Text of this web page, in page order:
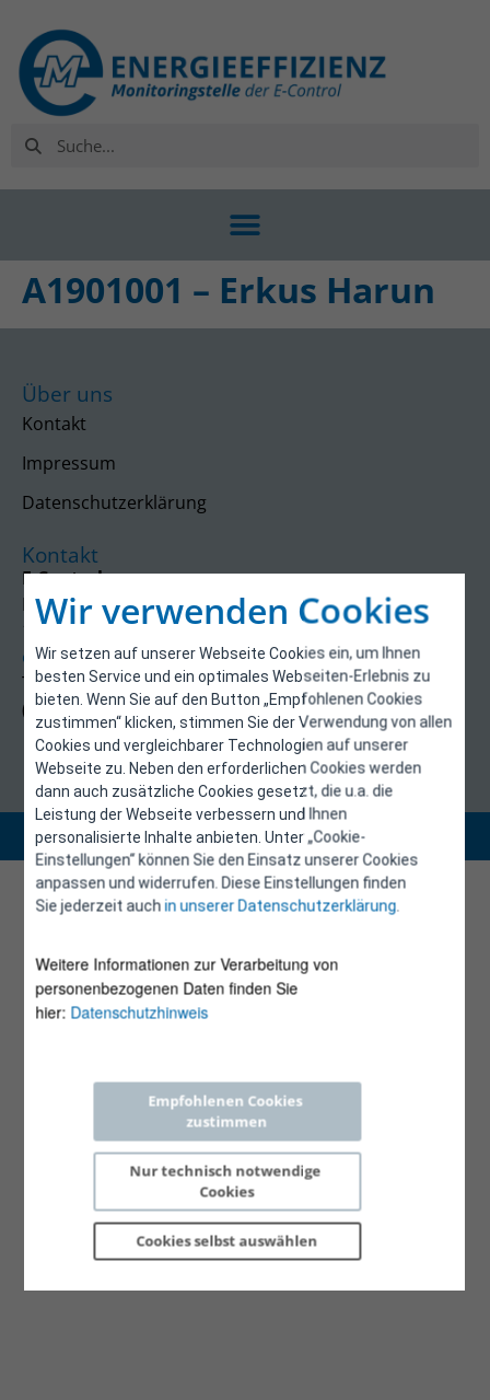
Wir verwenden Cookies
Wir setzen auf unserer Webseite Cookies ein, um Ihnen
besten Service und ein optimales Webseiten-Erlebnis zu
bieten. Wenn Sie auf den Button „Empfohlenen Cookies
zustimmen“ klicken, stimmen Sie der Verwendung von allen
Cookies und vergleichbarer Technologien auf unserer
Webseite zu. Neben den erforderlichen Cookies werden
dann auch zusätzliche Cookies gesetzt, die u.a. die
Leistung der Webseite verbessern und Ihnen
personalisierte Inhalte anbieten. Unter „Cookie-
Einstellungen“ können Sie den Einsatz unserer Cookies
anpassen und widerrufen. Diese Einstellungen finden
Sie jederzeit auchin unserer Datenschutzerklärung.
Weitere Informationen zur Verarbeitung von
personenbezogenen Daten finden Sie
hier: Datenschutzhinweis
Empfohlenen Cookies
zustimmen
Nur technisch notwendige
Cookies
Cookies selbst auswählen
A1901001 – Erkus Harun
Über uns
Kontakt
Impressum
Datenschutzerklärung
Kontakt
E-Control
Rudolfsplatz 13a
1010 Wien
energieeffizienz@e-control.at
Tel +43 1 5324724
(Mo, Mi-Fr 09:30-12:30 Uhr)
Copyright 2026 © E-Control